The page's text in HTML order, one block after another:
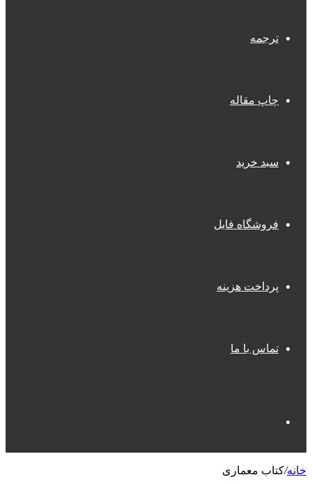
ترجمه
چاپ مقاله
سبد خرید
فروشگاه فایل
پرداخت هزینه
تماس با ما
خانه/کتاب معماری